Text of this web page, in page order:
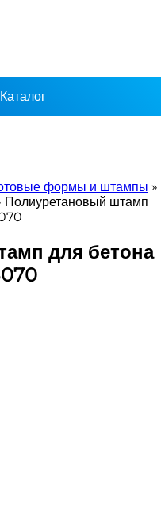
Каталог
формы и штампы »
Полиуретановый штамп
для бетона